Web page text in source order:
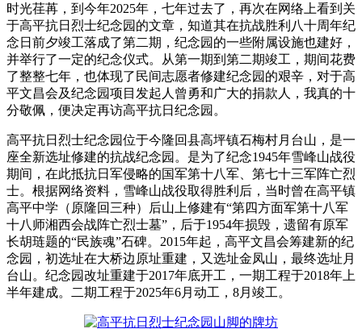
时光荏苒，到今年2025年，七年过去了，再次在网络上看到关
于高平抗日烈士纪念园的文章，知道其在抗战胜利八十周年纪
念日前夕竣工落成了第二期，纪念园的一些附属设施也建好，
并举行了一定的纪念仪式。从第一期到第二期竣工，期间花费
了整整七年，也体现了民间志愿者修建纪念园的艰辛，对于高
平文昌会及纪念园项目发起人曾勇和广大的捐款人，我真的十
分敬佩，便决定再访高平抗日纪念园。
高平抗日烈士纪念园位于今隆回县高坪镇石梅村月台山，是一
座全新选址修建的抗战纪念园。是为了纪念1945年雪峰山战役
期间，在此抵抗日军侵略的国军第十八军、第七十三军阵亡烈
士。根据网络资料，雪峰山战役取得胜利后，当时曾在高平镇
高平中学（原隆回三种）后山上修建有“第四方面军第十八军
十八师湘西会战阵亡烈士墓”，后于1954年损毁，遗留有原军
长胡琏题的“民族魂”石碑。2015年起，高平文昌会筹建新的纪
念园，初选址在大桥边原址重建，又选址金凤山，最终选址月
台山。纪念园改址重建于2017年底开工，一期工程于2018年上
半年建成。二期工程于2025年6月动工，8月竣工。